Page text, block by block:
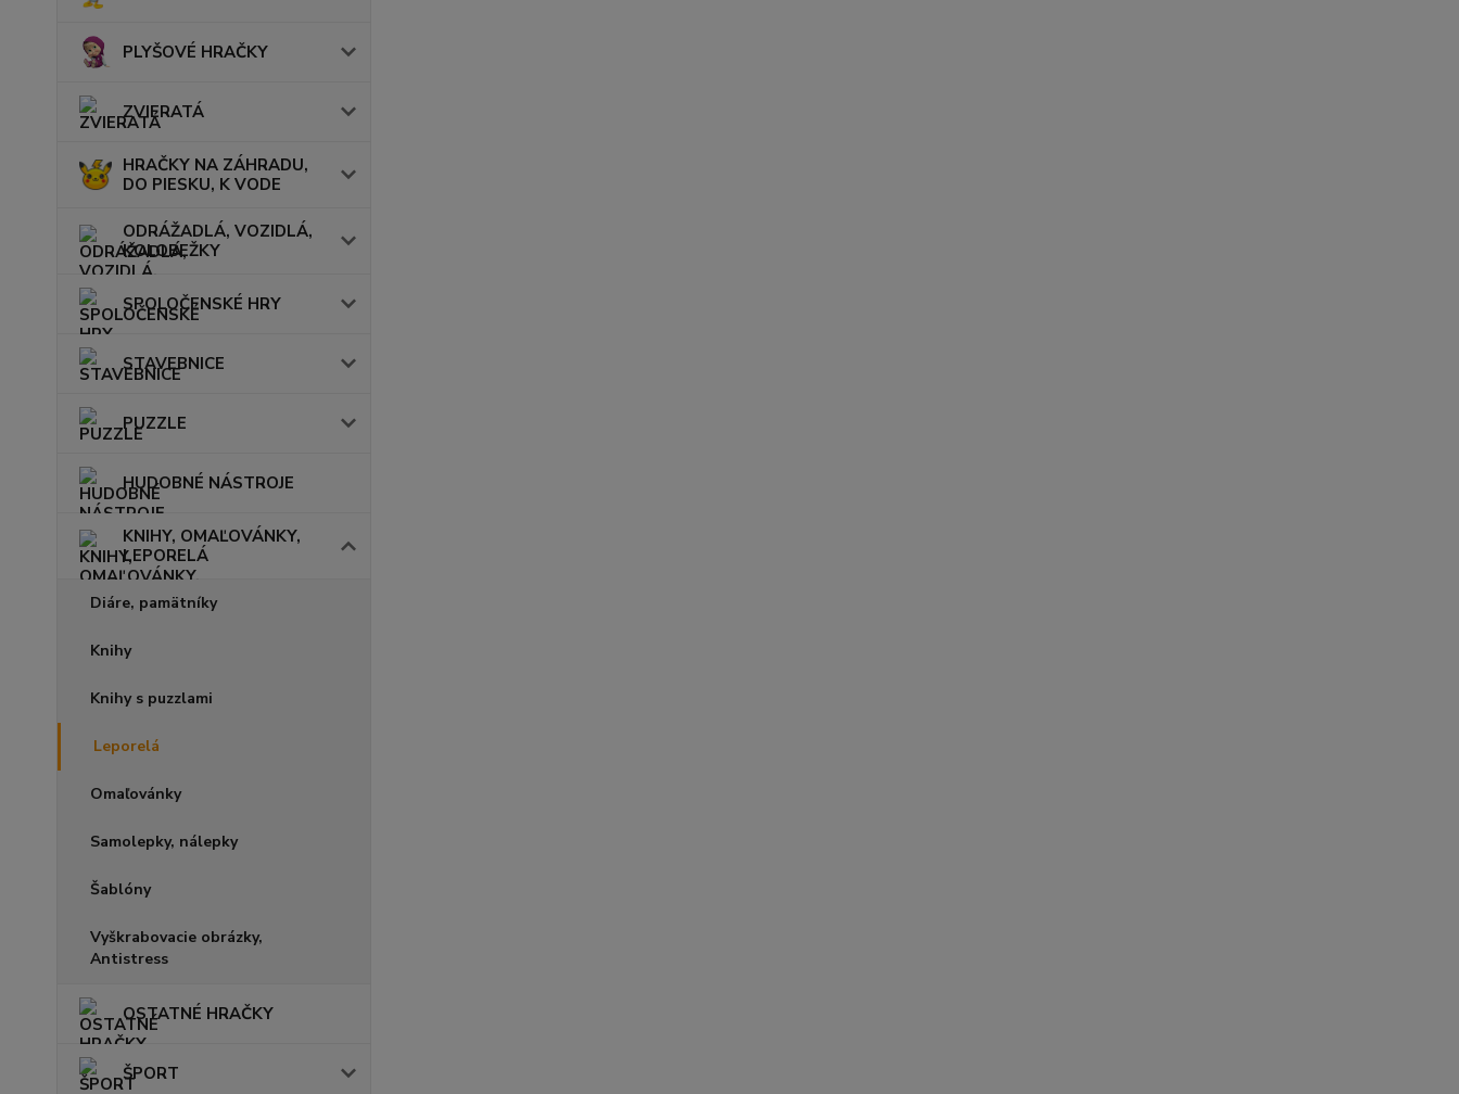
PLYŠOVÉ HRAČKY
ZVIERATÁ
HRAČKY NA ZÁHRADU,
DO PIESKU, K VODE
ODRÁŽADLÁ, VOZIDLÁ,
KOLOBEŽKY
SPOLOČENSKÉ HRY
STAVEBNICE
PUZZLE
HUDOBNÉ NÁSTROJE
KNIHY, OMAĽOVÁNKY,
LEPORELÁ
Diáre, pamätníky
Knihy
Knihy s puzzlami
Leporelá
Omaľovánky
Samolepky, nálepky
Šablóny
Vyškrabovacie obrázky,
Antistress
OSTATNÉ HRAČKY
ŠPORT